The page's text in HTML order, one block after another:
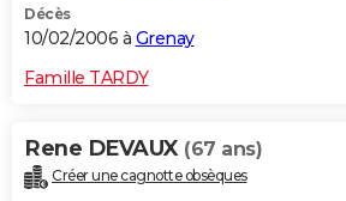
Décès
10/02/2006 à Grenay
Famille TARDY
Rene DEVAUX (67 ans)
Créer une cagnotte obsèques